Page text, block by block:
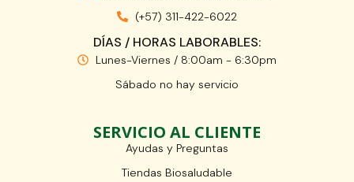
(+57) 311-422-6022
DÍAS / HORAS LABORABLES:
Lunes-Viernes / 8:00am - 6:30pm
Sábado no hay servicio
SERVICIO AL CLIENTE
Ayudas y Preguntas
Tiendas Biosaludable